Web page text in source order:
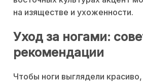
на изяществе и ухоженности.
Уход за ногами:
рекомендации
Чтобы ноги выглядели